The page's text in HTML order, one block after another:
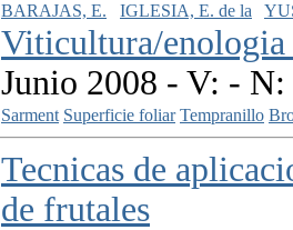
BARAJAS, E. IGLESIA, E. de la
Viticultura/enologia
Junio 2008 - V: -
Sarment Superficie foliar Tempranillo
Tecnicas de
de frutales